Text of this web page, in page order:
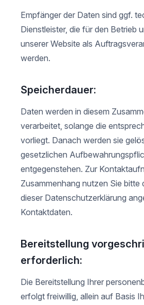
Empfänger der Daten sind ggf.
Dienstleister, die für den Betrieb
unserer Website als
werden.
Speicherdauer:
Daten werden in diesem
verarbeitet, solange die
vorliegt. Danach werden sie
gesetzlichen
entgegenstehen. Zur
Zusammenhang nutzen Sie bitte
dieser Datenschutzerklärung
Kontaktdaten.
Bereitstellung
erforderlich:
Die Bereitstellung Ihrer
erfolgt freiwillig, allein auf Basis